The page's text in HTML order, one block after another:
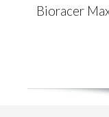
Bioracer